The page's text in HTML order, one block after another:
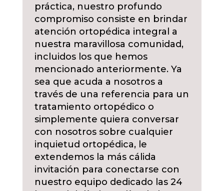
práctica, nuestro profundo
compromiso consiste en brindar
atención ortopédica integral a
nuestra maravillosa comunidad,
incluidos los que hemos
mencionado anteriormente. Ya
sea que acuda a nosotros a
través de una referencia para un
tratamiento ortopédico o
simplemente quiera conversar
con nosotros sobre cualquier
inquietud ortopédica, le
extendemos la más cálida
invitación para conectarse con
nuestro equipo dedicado las 24